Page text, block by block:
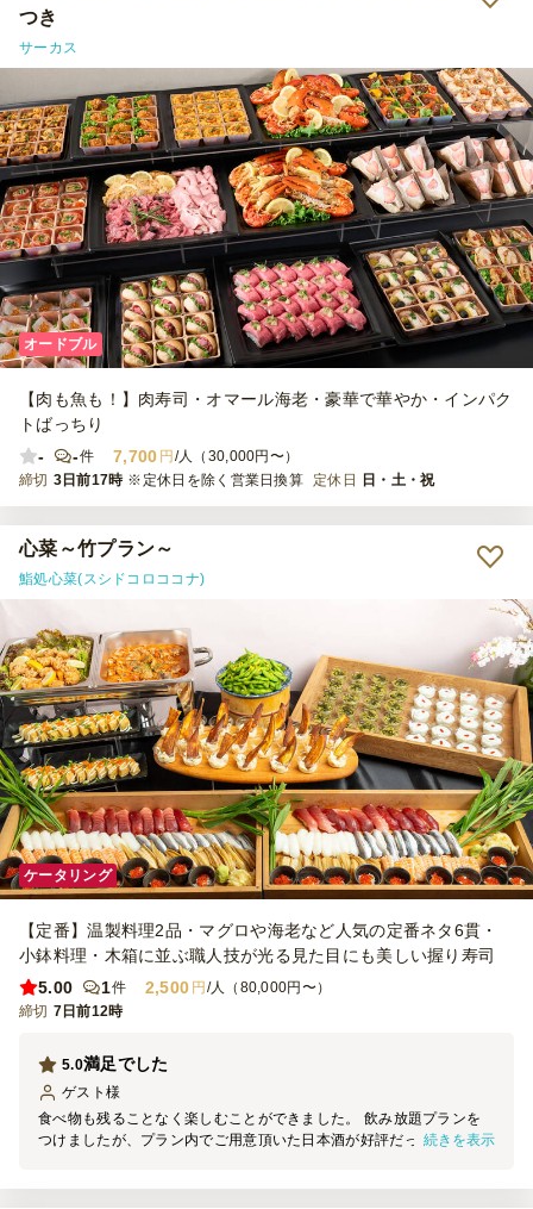
つき
サーカス
オードブル
【肉も魚も！】肉寿司・オマール海老・豪華で華やか・インパク
トばっちり
-
-件 7,700 円 /人（30,000円〜）
締切 3日前17時 ※定休日を除く営業日換算 定休日 日・土・祝
心菜～竹プラン～
鮨処心菜(スシドコロココナ)
ケータリング
【定番】温製料理2品・マグロや海老など人気の定番ネタ6貫・
小鉢料理・木箱に並ぶ職人技が光る見た目にも美しい握り寿司
5.00
1件 2,500 円 /人（80,000円〜）
締切 7日前12時
満足でした
5.0
ゲスト 様
食べ物も残ることなく楽しむことができました。 飲み放題プランを
つけましたが、プラン内でご用意頂いた日本酒が好評だったようで
続きを表示